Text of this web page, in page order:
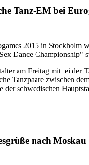
Tanz-EM bei
2015 in Stockholm
Dance Championship"
am Freitag mit. ei der
Tanzpaare zwischen
der schwedischen
nach Moskau